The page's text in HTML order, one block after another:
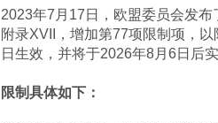
2023年7月17日，欧盟委员会发
附录XVII，增加第77项限制项，
日生效，并将于2026年8月6日后实
限制具体如下：